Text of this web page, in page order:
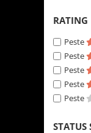
RATING
Peste
Peste
Peste
Peste
Peste
STATUS